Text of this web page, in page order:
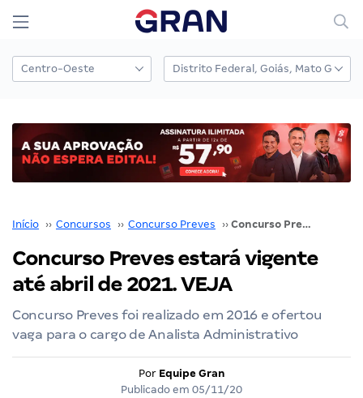
Início ›› Concursos ›› Concurso Preves ›› Concurso Preves estará vigente até abril de 2021. VEJA
Concurso Preves estará vigente
até abril de 2021. VEJA
Concurso Preves foi realizado em 2016 e ofertou
vaga para o cargo de Analista Administrativo
Por Equipe Gran
Publicado em 05/11/20